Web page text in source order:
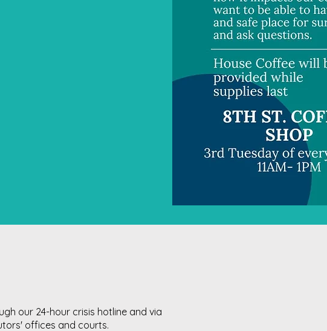
our 24-hour crisis hotline and via
offices and courts.